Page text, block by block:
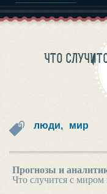
ЧТО
люди, мир
Прогнозы и
Что случится с миром